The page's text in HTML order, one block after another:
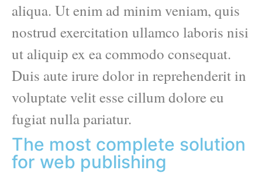
aliqua. Ut enim ad minim veniam, quis
nostrud exercitation ullamco laboris nisi
ut aliquip ex ea commodo consequat.
Duis aute irure dolor in reprehenderit in
voluptate velit esse cillum dolore eu
fugiat nulla pariatur.
The most complete solution
for web publishing